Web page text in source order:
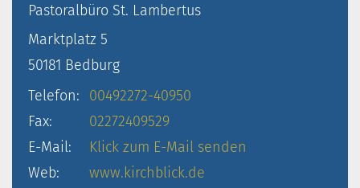
Pastoralbüro St. Lambertus
Marktplatz 5
50181 Bedburg
Telefon:
00492272-40950
Fax:
02272409529
E-Mail:
Klick zum E-Mail senden
Web:
www.kirchblick.de